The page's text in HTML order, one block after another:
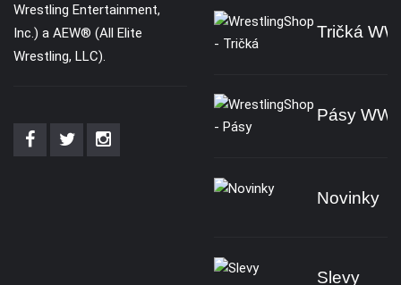
Wrestling Entertainment,
Inc.) a AEW® (All Elite
Wrestling, LLC).
Tričká
Pásy
Novinky
Slevy